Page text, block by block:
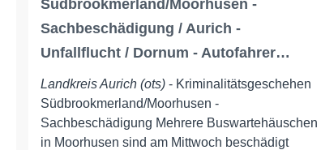
Südbrookmerland/Moorhusen -
Sachbeschädigung / Aurich -
Unfallflucht / Dornum - Autofahrer…
Landkreis Aurich (ots)- Kriminalitätsgeschehen
Südbrookmerland/Moorhusen -
Sachbeschädigung Mehrere Buswartehäuschen
in Moorhusen sind am Mittwoch beschädigt